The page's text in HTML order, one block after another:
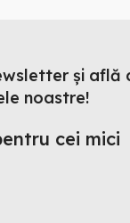
și află
noastre!
cei mici